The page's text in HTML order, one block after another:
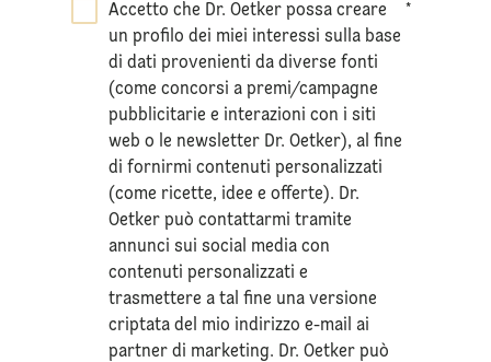
Accetto che Dr. Oetker possa creare
un profilo dei miei interessi sulla base
di dati provenienti da diverse fonti
(come concorsi a premi/campagne
pubblicitarie e interazioni con i siti
web o le newsletter Dr. Oetker), al fine
di fornirmi contenuti personalizzati
(come ricette, idee e offerte). Dr.
Oetker può contattarmi tramite
annunci sui social media con
contenuti personalizzati e
trasmettere a tal fine una versione
criptata del mio indirizzo e-mail ai
partner di marketing. Dr. Oetker può
*